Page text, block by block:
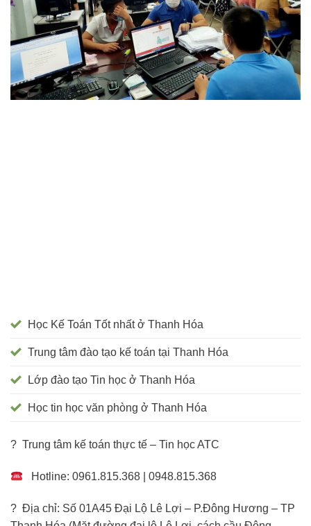
Học Kế Toán Tốt nhất ở Thanh Hóa
Trung tâm đào tạo kế toán tại Thanh Hóa
Lớp đào tạo Tin học ở Thanh Hóa
Học tin học văn phòng ở Thanh Hóa
? Trung tâm kế toán thực tế – Tin học ATC
Hotline: 0961.815.368 | 0948.815.368
? Địa chỉ: Số 01A45 Đại Lộ Lê Lợi – P.Đông Hương – TP